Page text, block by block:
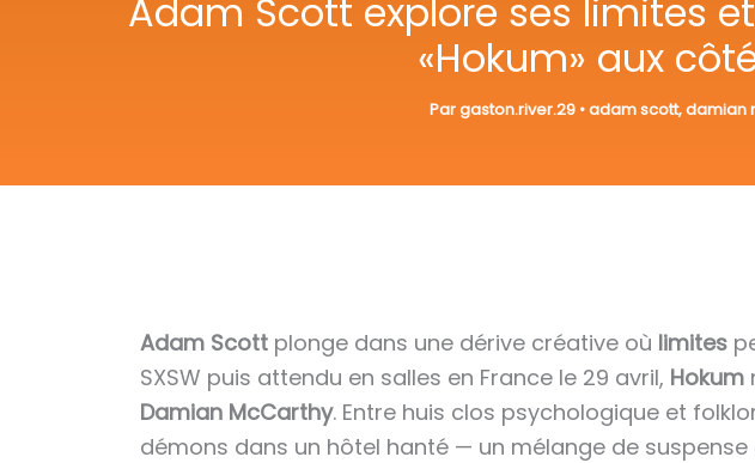
Adam Scott explore ses limites
«Hokum» aux
Pargaston.river.29 •adam scott,damian
Adam Scott plonge dans une dérive créative où limites
SXSW puis attendu en salles en France le 29 avril, Hokum
Damian McCarthy. Entre huis clos psychologique et
démons dans un hôtel hanté — un mélange de